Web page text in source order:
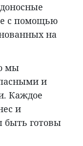
с помощью
на
мы
и
Каждое
и
быть готовы